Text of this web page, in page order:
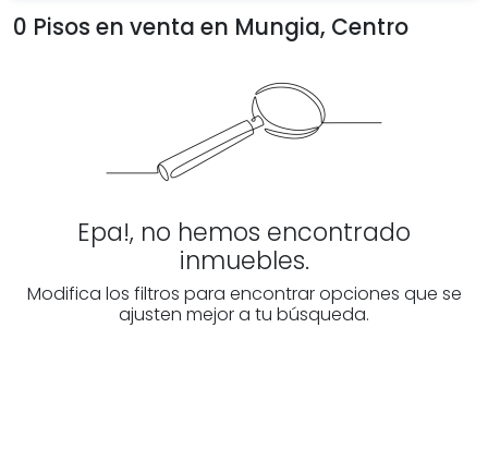
0 Pisos en venta en Mungia, Centro
Epa!, no hemos encontrado
inmuebles.
Modifica los filtros para encontrar opciones que se
ajusten mejor a tu búsqueda.